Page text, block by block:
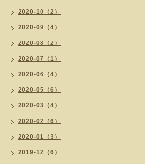
2020-10（2）
2020-09（4）
2020-08（2）
2020-07（1）
2020-06（4）
2020-05（6）
2020-03（4）
2020-02（6）
2020-01（3）
2019-12（6）